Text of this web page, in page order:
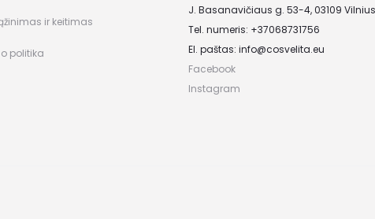
ir keitimas
politika
J. Basanavičiaus g. 53-4, 03109 Vilnius
Tel. numeris: +37068731756
El. paštas: info@cosvelita.eu
Facebook
Instagram